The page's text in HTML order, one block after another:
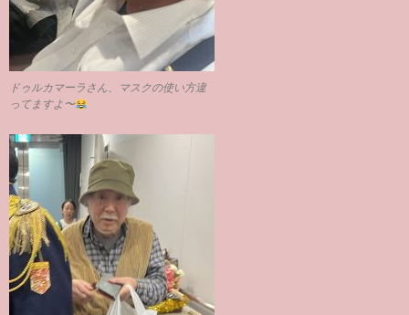
ドゥルカマーラさん、マスクの使い方違
ってますよ〜